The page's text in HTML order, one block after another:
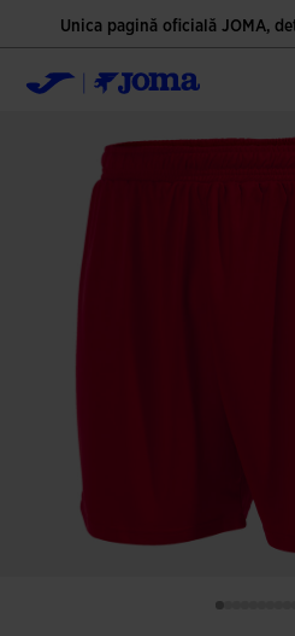
Unica pagină oficială JOMA,